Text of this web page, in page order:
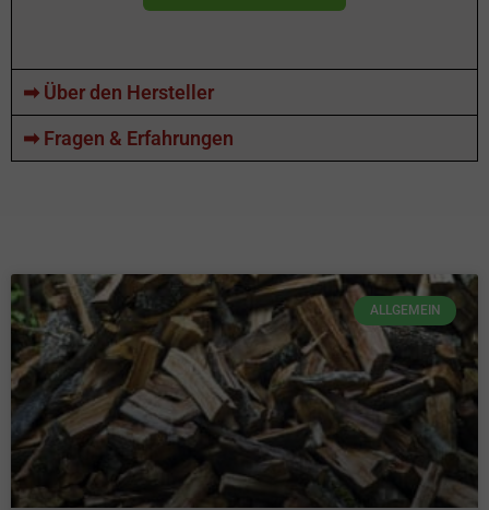
➡ Über den Hersteller
➡ Fragen & Erfahrungen
ALLGEMEIN